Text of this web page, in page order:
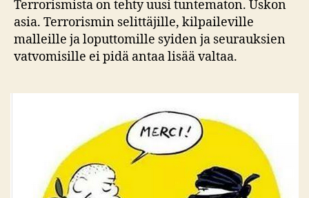
Terrorismista on tehty uusi tuntematon. Uskon
asia. Terrorismin selittäjille, kilpaileville
malleille ja loputtomille syiden ja seurauksien
vatvomisille ei pidä antaa lisää valtaa.